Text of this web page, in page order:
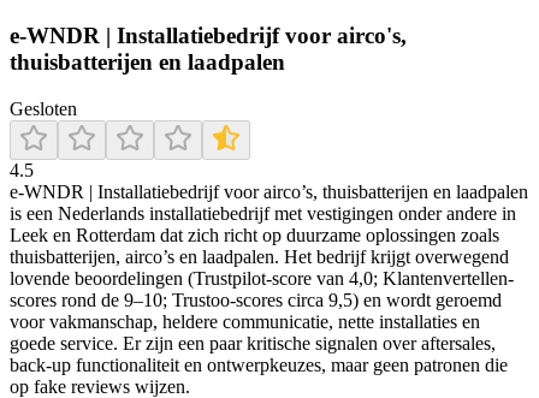
e-WNDR | Installatiebedrijf voor airco's,
thuisbatterijen en laadpalen
Gesloten
4.5
e‑WNDR | Installatiebedrijf voor airco’s, thuisbatterijen en laadpalen
is een Nederlands installatiebedrijf met vestigingen onder andere in
Leek en Rotterdam dat zich richt op duurzame oplossingen zoals
thuisbatterijen, airco’s en laadpalen. Het bedrijf krijgt overwegend
lovende beoordelingen (Trustpilot-score van 4,0; Klantenvertellen-
scores rond de 9–10; Trustoo-scores circa 9,5) en wordt geroemd
voor vakmanschap, heldere communicatie, nette installaties en
goede service. Er zijn een paar kritische signalen over aftersales,
back-up functionaliteit en ontwerpkeuzes, maar geen patronen die
op fake reviews wijzen.